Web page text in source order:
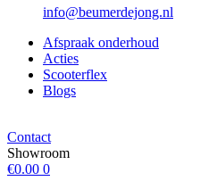
info@beumerdejong.nl
Afspraak onderhoud
Acties
Scooterflex
Blogs
Contact
Showroom
€0.00 0